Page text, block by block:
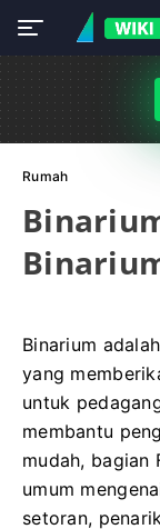
Rumah
Binarium
yang
untuk
membantu
mudah, bagian
umum
setoran,